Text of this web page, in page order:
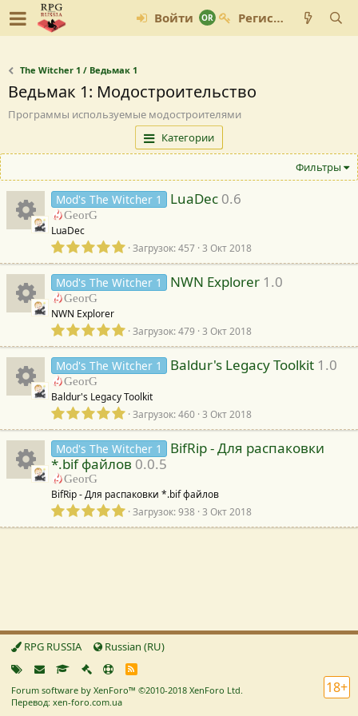
Войти Регистрация
The Witcher 1 / Ведьмак 1
Ведьмак 1: Модостроительство
Программы используемые модостроителями
Категории
Фильтры
И
к
о
н
к
р
е
а
Mod's The Witcher 1 LuaDec 0.6
GeorG
LuaDec
0
,
0
0
е
з
д
а
(
ы
)
Загрузок 457 3 Окт 2018
И
к
о
н
к
р
у
р
с
Mod's The Witcher 1 NWN Explorer 1.0
GeorG
NWN Explorer
0
,
0
0
в
е
з
д
а
(
ы
)
Загрузок 479 3 Окт 2018
И
к
о
е
с
Mod's The Witcher 1 Baldur's Legacy Toolkit 1.0
GeorG
Baldur's Legacy Toolkit
0
,
0
0
з
е
з
д
Загрузок 460 3 Окт 2018
И
к
к
а
р
Mod's The Witcher 1
BifRip - Для распаковки
*.bif файлов 0.0.5
GeorG
BifRip - Для распаковки *.bif файлов
0
,
а
(
ы
Загрузок 938 3 Окт 2018
RPG RUSSIA Russian (RU)
R
S
18+
Forum software by XenForo™ ©2010-2018 XenForo Ltd.
Перевод: xen-foro.com.ua